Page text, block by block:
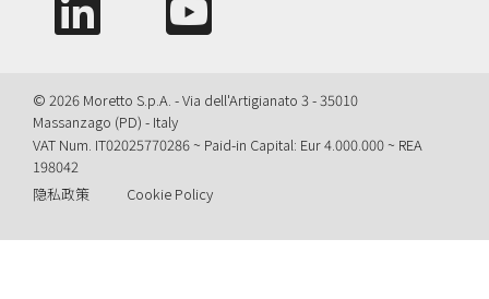
© 2026 Moretto S.p.A. - Via dell'Artigianato 3 - 35010
Massanzago (PD) - Italy
VAT Num. IT02025770286 ~ Paid-in Capital: Eur 4.000.000 ~ REA
198042
隐私政策
Cookie Policy